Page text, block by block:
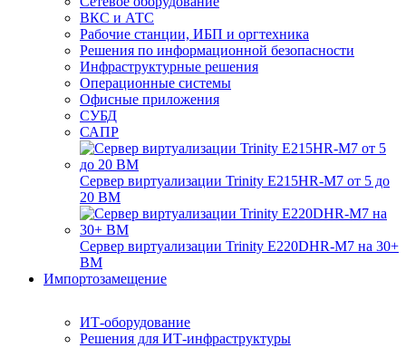
ВКС и АТС
Рабочие станции, ИБП и оргтехника
Решения по информационной безопасности
Инфраструктурные решения
Операционные системы
Офисные приложения
СУБД
САПР
Сервер виртуализации Trinity E215HR-M7 от 5 до
20 ВМ
Сервер виртуализации Trinity E220DHR-M7 на 30+
ВМ
Импортозамещение
ИТ-оборудование
Решения для ИТ-инфраструктуры